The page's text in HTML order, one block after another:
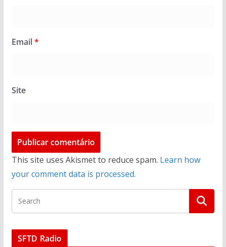
Email*
Site
This site uses Akismet to reduce spam. Learn how
your comment data is processed.
SFTD Radio